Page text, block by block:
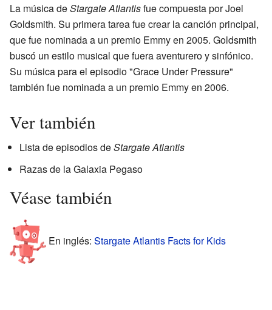
La música deStargate Atlantisfue compuesta por Joel
Goldsmith. Su primera tarea fue crear la canción principal,
que fue nominada a un premio Emmy en 2005. Goldsmith
buscó un estilo musical que fuera aventurero y sinfónico.
Su música para el episodio "Grace Under Pressure"
también fue nominada a un premio Emmy en 2006.
Ver también
Lista de episodios deStargate Atlantis
Razas de la Galaxia Pegaso
Véase también
En inglés: Stargate Atlantis Facts for Kids